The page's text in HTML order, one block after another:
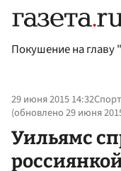
Покушение на главу
29 июня 2015 14:32Спорт
(обновлено29 июня
Уильямс